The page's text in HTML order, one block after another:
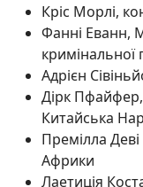
Кріс Морлі,
Фанні Еванн,
кримінальної
Адрієн
Дірк Пфайфер,
Китайська
Премілла Деві
Африки
Лаетиція